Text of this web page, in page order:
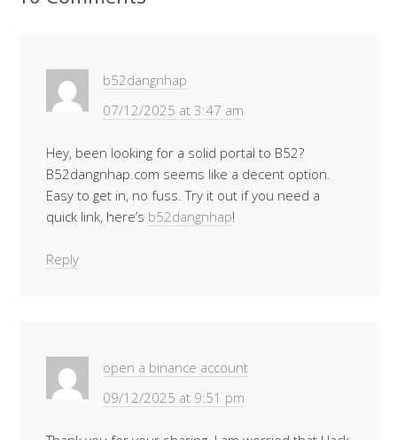
b52dangnhap
07/12/2025 at 3:47 am
Hey, been looking for a solid portal to B52?
B52dangnhap.com seems like a decent option.
Easy to get in, no fuss. Try it out if you need a
quick link, here’s b52dangnhap!
Reply
open a binance account
09/12/2025 at 9:51 pm